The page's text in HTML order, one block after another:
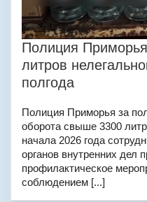
Полиция
литров
полгода
Полиция Приморья за
оборота свыше 3300
начала 2026 года
органов внутренних дел
профилактическое
соблюдением [...]